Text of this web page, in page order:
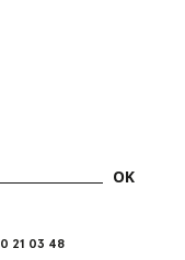
21 03 48